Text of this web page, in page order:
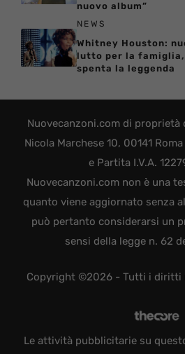
nuovo album”
NEWS
Whitney Houston:
lutto per la famiglia,
spenta la leggenda
Nuovecanzoni.com di proprietà
Nicola Marchese 10, 00141
e Partita I.V.A.
Nuovecanzoni.com non è una
quanto viene aggiornato senza
può pertanto considerarsi un
sensi della legge n. 62
Copyright ©2026 - Tutti i diritti
Le attività pubblicitarie su